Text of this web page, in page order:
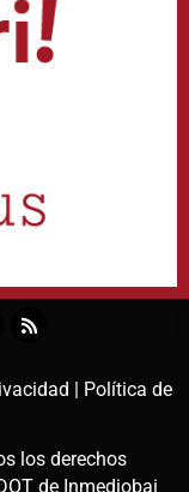
| Política de
los derechos
de Inmediobai